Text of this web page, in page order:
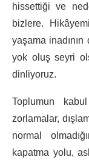
hissettiği ve
bizlere.
yaşama inadının
yok oluş seyri
dinliyoruz.
Toplumun
zorlamalar,
normal
kapatma yolu,